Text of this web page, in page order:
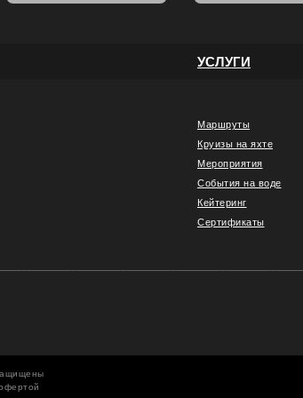
Маршруты
Круизы на яхте
Мероприятия
События на воде
Кейтеринг
Сертификаты
УСЛУГИ